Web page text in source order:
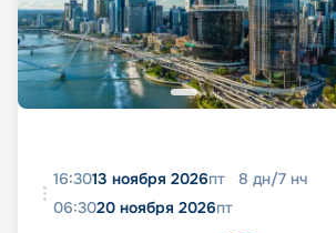
16:3013 ноября 2026пт 8 дн/7 нч
06:3020 ноября 2026пт